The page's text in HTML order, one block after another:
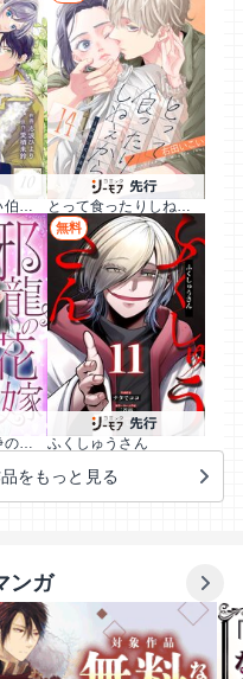
公爵に愛されたい伯爵令嬢は偽りの婚姻でその身体を捧げる とって食ったりしねぇから～元ヤンくんとの恋事情～
邪龍の花嫁～不浄の令嬢は呪われた皇子に溺愛される～
無料
ふくしゅうさん
をもっと見る
ンガ